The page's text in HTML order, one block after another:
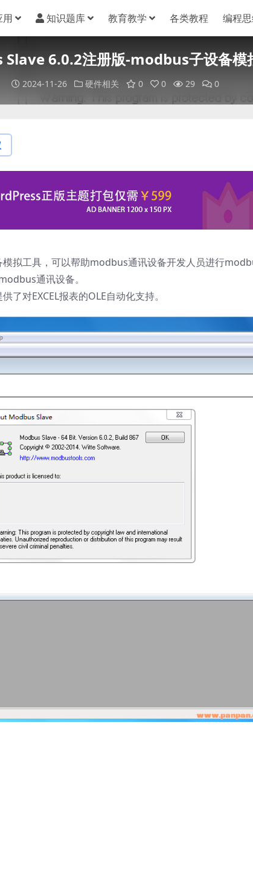
用 知识题库 教育教学 各类教程 编程
6.0.2注册版-modbus子设备模
2024-11-26 硬件相关 0 0 29 0
拟工具，可以帮助modbus通讯设备开发人员进行
通讯设备。
对EXCEL报表的OLE自动化支持。